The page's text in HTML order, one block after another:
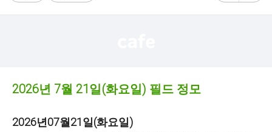
자
2026년 7월 21일(화요일) 필드 정모
2026년07월21일(화요일)